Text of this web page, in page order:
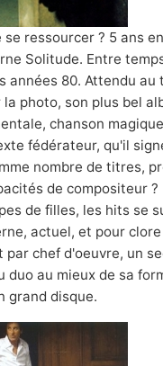
ressourcer ? 5 ans
Solitude. Entre
années 80. Attendu au
photo, son plus bel
chanson
fédérateur, qu'il
nombre de titres,
de compositeur ?
de filles, les hits se
actuel, et pour
chef d'oeuvre, un
duo au mieux de sa
grand disque.